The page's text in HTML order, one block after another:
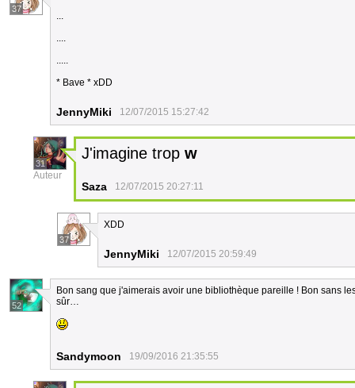
37
...
....
.....
* Bave * xDD
JennyMiki 12/07/2015 15:27:42
31
Auteur
J'imagine trop w
Saza 12/07/2015 20:27:11
37
XDD
JennyMiki 12/07/2015 20:59:49
52
Bon sang que j'aimerais avoir une bibliothèque pareille ! Bon sans
sûr…
Sandymoon 19/09/2016 21:35:55